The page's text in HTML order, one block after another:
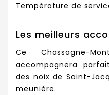
Température de
Les meilleurs
Ce Chassagne-
accompagnera
des noix de Saint-
meunière.